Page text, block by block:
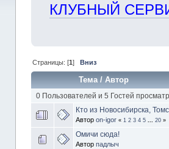
КЛУБНЫЙ
Страницы: [1] Вниз
Тема/ Автор
0 Пользователей и 5 Гостей
Кто из Новосибирска,
Автор on-igor « 1 2 3 4 5 ... 20»
Омичи сюда!
Автор падлыч